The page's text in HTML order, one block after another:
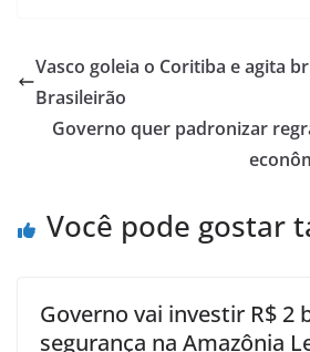
Vasco goleia o Coritiba e agita
Brasileirão
Governo quer padronizar
Você pode gostar
Governo vai investir R$ 2
segurança na Amazônia